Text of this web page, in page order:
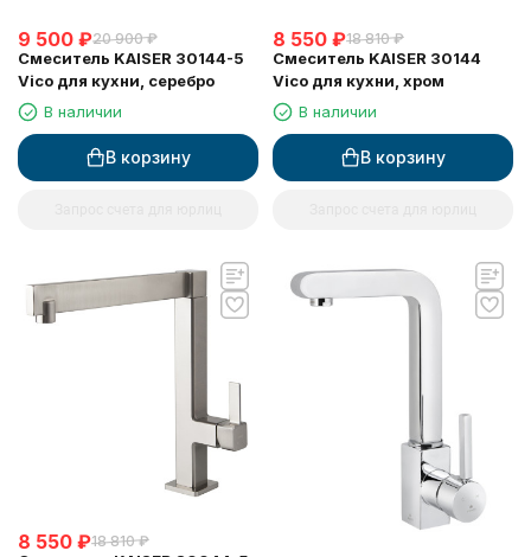
9 500 ₽20 900 ₽
Смеситель KAISER 30144-5
Vico для кухни, серебро
В наличии
В корзину
8 550 ₽18 810 ₽
Смеситель KAISER 30144
Vico для кухни, хром
В наличии
В корзину
8 550 ₽18 810 ₽